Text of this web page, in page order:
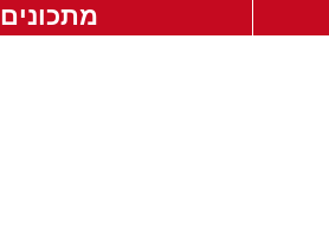
מתכונים